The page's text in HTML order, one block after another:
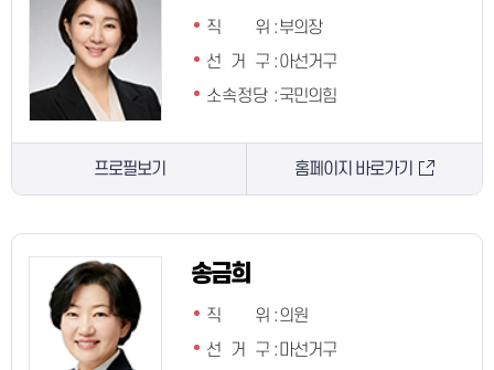
직 위
:부의장
선 거 구 :아선거구
소속정당 :국민의힘
프로필보기 홈페이지 바로가기
송금희
직 위
:의원
선 거 구 : 마선거구